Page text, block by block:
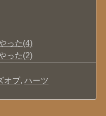
った(4)
った(2)
オブ, ハーツ